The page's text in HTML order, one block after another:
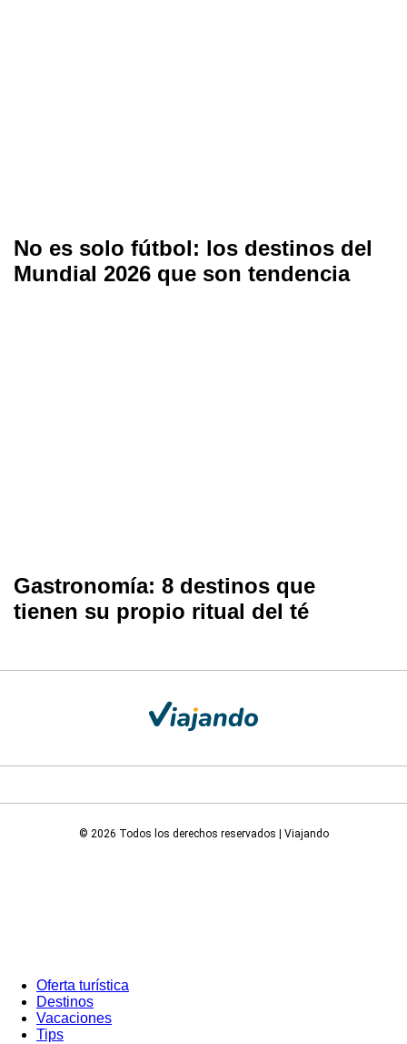
No es solo fútbol: los destinos del
Mundial 2026 que son tendencia
Gastronomía: 8 destinos que
tienen su propio ritual del té
© 2026 Todos los derechos reservados | Viajando
Oferta turística
Destinos
Vacaciones
Tips